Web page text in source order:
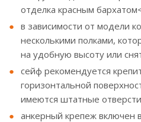
отделка красным
в зависимости от модели
несколькими полками,
на удобную высоту или
сейф рекомендуется
горизонтальной
имеются штатные
анкерный крепеж включен